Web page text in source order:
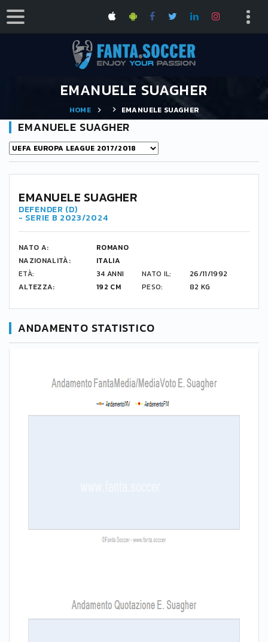
EMANUELE SUAGHER
HOME EMANUELE SUAGHER
EMANUELE SUAGHER
EMANUELE SUAGHER
DEFENDER (D)
- SERIE B 2023/2024
NATO A:
ROMANO
NAZIONALITÀ:
ITALIA
ETÀ:
34 ANNI NATO IL:
26/11/1992
ALTEZZA:
192 CM PESO: 82 KG
ANDAMENTO STATISTICO